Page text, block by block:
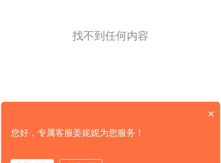
找不到任何内容
×
您好，专属客服姜妮妮为您服务！